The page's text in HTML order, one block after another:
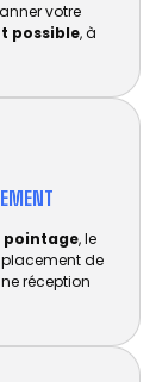
votre
possible, à
pointage, le
de
réception